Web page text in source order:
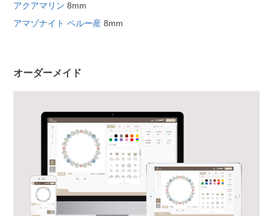
アクアマリン 8mm
アマゾナイト ペルー産 8mm
オーダーメイド